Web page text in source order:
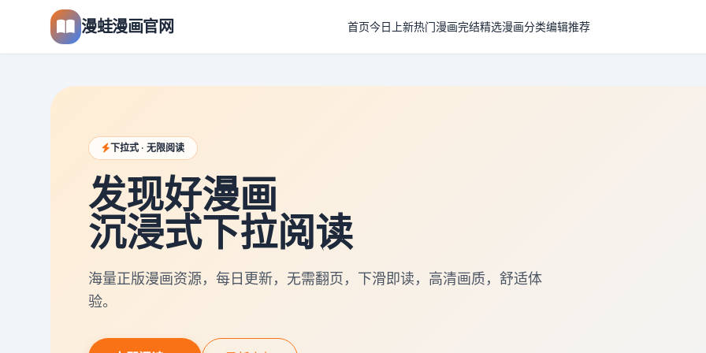
漫蛙漫画官网 首页今日上新热门漫画完结精选漫画分类编辑推荐
下拉式 · 无限阅读
发现好漫画
沉浸式下拉阅读
海量正版漫画资源，每日更新，无需翻页，下滑即读，高清画质，舒适体
验。